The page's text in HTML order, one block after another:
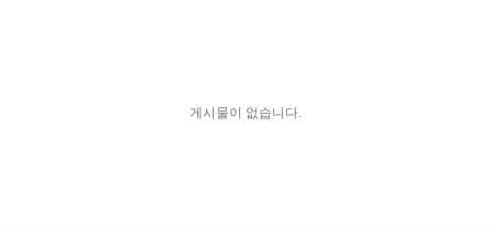
게시물이 없습니다.